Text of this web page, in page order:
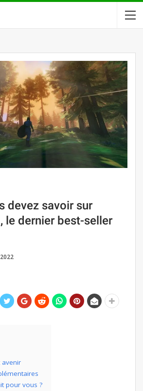
devez savoir sur
le dernier best-seller
avenir
pour vous ?